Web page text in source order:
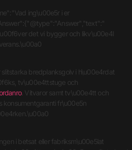
ing\u00e5r i er
det vi bygger och likv\u00e4l
bredplanksgolv i h\u00e4rdat
tv\u00e4ttstuge och
. Vitvaror samt tv\u00e4tt och
konsumentgaranti fr\u00e5n
i betsat eller fabriksm\u00e5lat